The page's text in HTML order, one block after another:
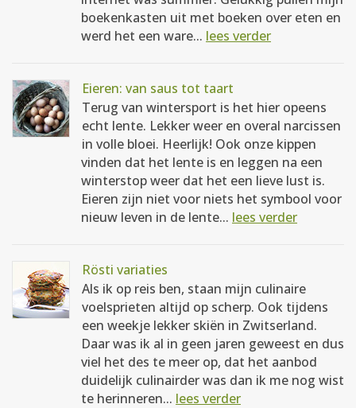
boekenkasten uit met boeken over eten en
werd het een ware... lees verder
Eieren: van saus tot taart
Terug van wintersport is het hier opeens
echt lente. Lekker weer en overal narcissen
in volle bloei. Heerlijk! Ook onze kippen
vinden dat het lente is en leggen na een
winterstop weer dat het een lieve lust is.
Eieren zijn niet voor niets het symbool voor
nieuw leven in de lente... lees verder
Rösti variaties
Als ik op reis ben, staan mijn culinaire
voelsprieten altijd op scherp. Ook tijdens
een weekje lekker skiën in Zwitserland.
Daar was ik al in geen jaren geweest en dus
viel het des te meer op, dat het aanbod
duidelijk culinairder was dan ik me nog wist
te herinneren... lees verder